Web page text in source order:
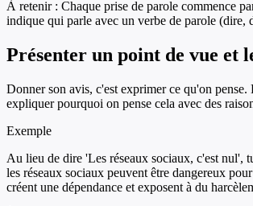
À retenir : Chaque prise de parole commence
indique qui parle avec un verbe de parole (dire,
Présenter un point de vue et
Donner son avis, c'est exprimer ce qu'on pense.
expliquer pourquoi on pense cela avec des
Exemple
Au lieu de dire 'Les réseaux sociaux, c'est nul',
les réseaux sociaux peuvent être dangereux
créent une dépendance et exposent à du